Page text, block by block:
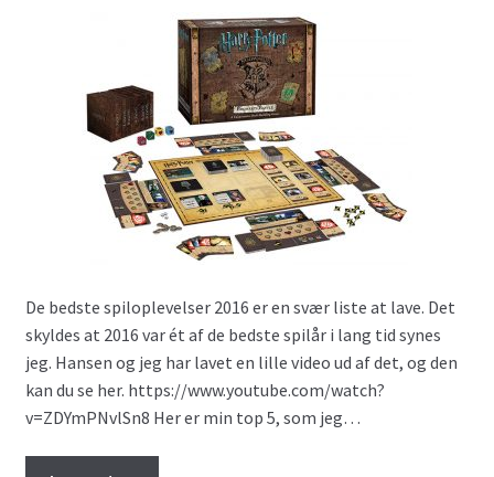
De bedste spiloplevelser 2016 er en svær liste at lave. Det
skyldes at 2016 var ét af de bedste spilår i lang tid synes
jeg. Hansen og jeg har lavet en lille video ud af det, og den
kan du se her. https://www.youtube.com/watch?
v=ZDYmPNvlSn8 Her er min top 5, som jeg…